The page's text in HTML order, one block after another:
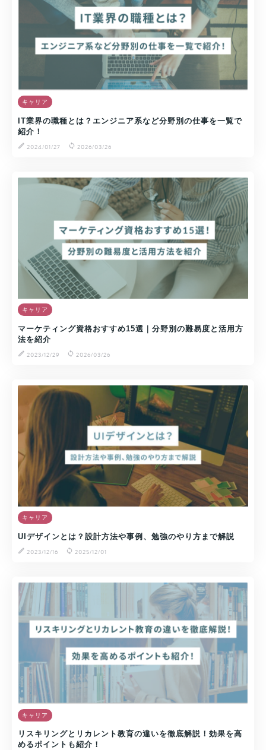
キャリア
IT業界の職種とは？エンジニア系など分野別の仕事を一覧で
紹介！
2024/01/27
2026/03/26
キャリア
マーケティング資格おすすめ15選｜分野別の難易度と活用方
法を紹介
2023/12/29
2026/03/26
キャリア
UIデザインとは？設計方法や事例、勉強のやり方まで解説
2023/12/16
2025/12/01
キャリア
リスキリングとリカレント教育の違いを徹底解説！効果を高
めるポイントも紹介！